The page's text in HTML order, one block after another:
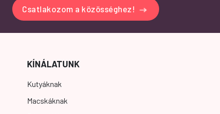
Csatlakozom a közösséghez!
KÍNÁLATUNK
Kutyáknak
Macskáknak